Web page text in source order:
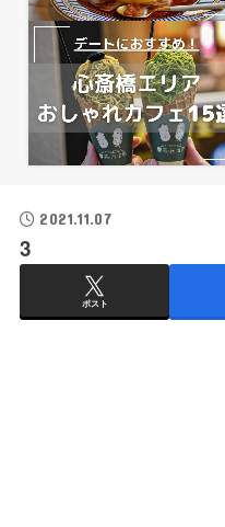
2021.11.07
3
ポスト